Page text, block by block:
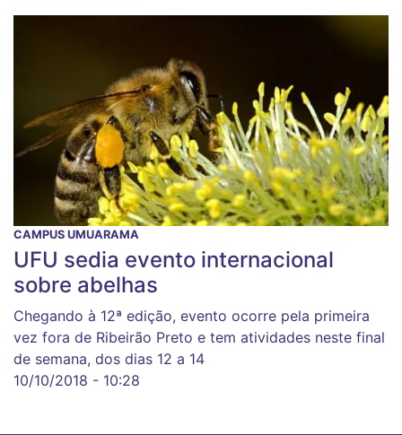
CAMPUS UMUARAMA
UFU sedia evento internacional
sobre abelhas
Chegando à 12ª edição, evento ocorre pela primeira
vez fora de Ribeirão Preto e tem atividades neste final
de semana, dos dias 12 a 14
10/10/2018 - 10:28